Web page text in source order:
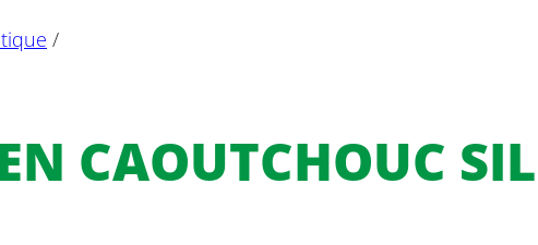
/
CAOUTCHOUC